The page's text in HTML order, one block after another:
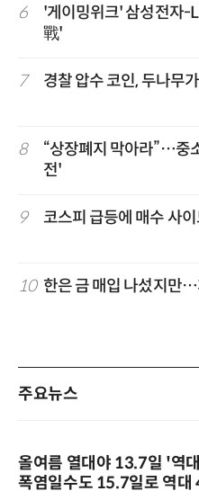
6
'게이밍위크' 삼성전자-
戰'
7 경찰 압수 코인, 두나무
8
“상장폐지 막아라”…중
전'
9 코스피 급등에 매수 사
10 한은 금 매입 나섰지만
주요뉴스
올여름 열대야 13.7일 '역
폭염일수도 15.7일로 역대